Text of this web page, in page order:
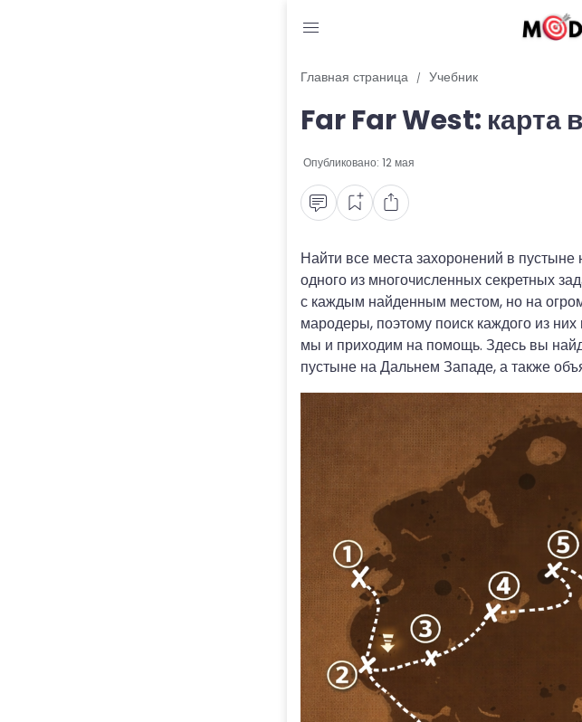
Блог
Читы и коды
Промокоды
Ошибки
Руководства
Roblox
Главная страница Учебник
Far Far West: карта
Опубликовано: 12 мая
Найти все места захоронений в
одного из многочисленных секретных
с каждым найденным местом, но на
мародеры, поэтому поиск каждого из
мы и приходим на помощь. Здесь вы
пустыне на Дальнем Западе, а также